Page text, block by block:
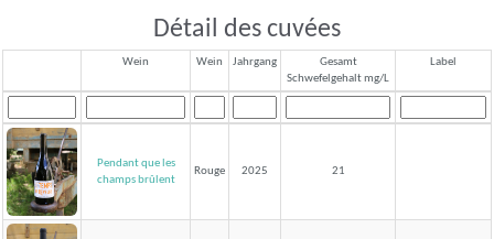
Détail des cuvées
Wein Wein Jahrgang
Gesamt
Schwefelgehalt mg/L
Label
Pendant que les
champs brûlent
Rouge 2025 21